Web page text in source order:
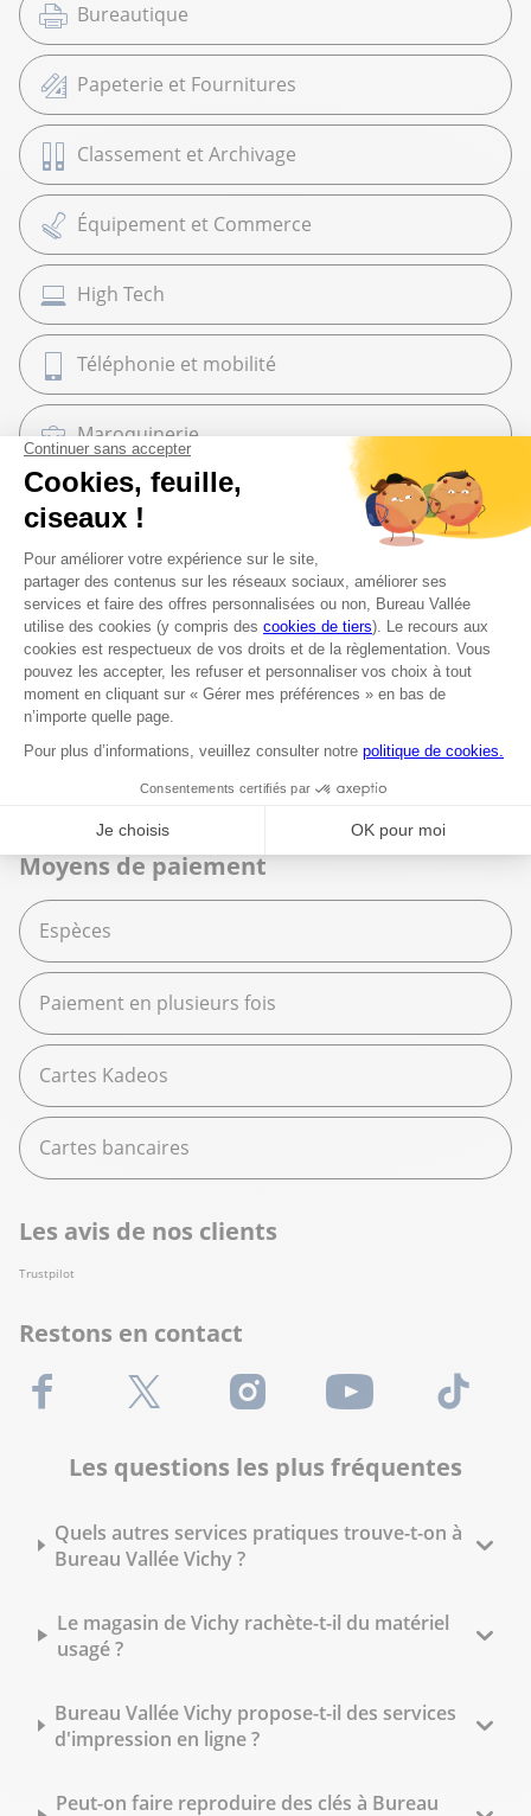
Bureautique
Papeterie et Fournitures
Classement et Archivage
Équipement et Commerce
High Tech
Téléphonie et mobilité
Maroquinerie
Cadeaux
Librairie
Beaux Arts
Espace services
Fournitures scolaires
Moyens de paiement
Espèces
Paiement en plusieurs fois
Cartes Kadeos
Cartes bancaires
Les avis de nos clients
Trustpilot
Restons en contact
Facebook X (Twitter) Instagram Youtube TikTok
Les questions les plus fréquentes
Quels autres services pratiques trouve-t-on à
Bureau Vallée Vichy ?
Le magasin de Vichy rachète-t-il du matériel
usagé ?
Bureau Vallée Vichy propose-t-il des services
d'impression en ligne ?
Peut-on faire reproduire des clés à Bureau